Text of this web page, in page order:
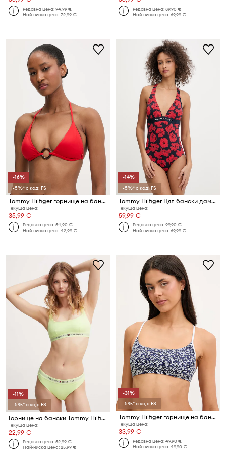
Редовна цена:94,99 €
Най-ниска цена:72,99 €
Редовна цена:89,90 €
Най-ниска цена:69,99 €
-16%
-5%* с код: FS
Tommy Hilfiger горнище на бански дамско
Текуща цена:
35,99 €
Редовна цена:54,90 €
Най-ниска цена:42,99 €
-14%
-5%* с код: FS
Tommy Hilfiger Цял бански дамски
Текуща цена:
59,99 €
Редовна цена:99,90 €
Най-ниска цена:69,99 €
-11%
-5%* с код: FS
Горнище на бански Tommy Hilfiger
Текуща цена:
22,99 €
Редовна цена:52,99 €
Най-ниска цена:25,99 €
-31%
-5%* с код: FS
Tommy Hilfiger горнище на бански дамско SUMMER
Текуща цена:
33,99 €
Редовна цена:49,90 €
Най-ниска цена:49,90 €